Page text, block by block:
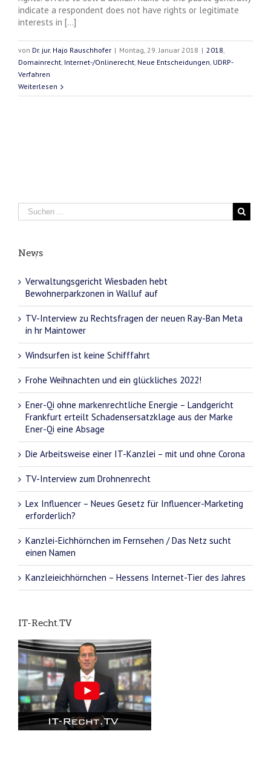
indicate a respondent does not have rights or legitimate
interests in [...]
von Dr. jur. Hajo Rauschhofer | Montag, 29. Januar 2018 | 2018,
Domainrecht, Internet-/Onlinerecht, Neue Entscheidungen, UDRP-
Verfahren
Weiterlesen
News
Verwaltungsgericht Wiesbaden hebt
Bewohnerparkzonen in Walluf auf
TV-Interview zu Rechtsfragen der neuen Ray-Ban Meta
in hr Maintower
Windsurfen ist keine Schifffahrt
Frohe Weihnachten und ein glückliches 2022!
Ener-Qi ohne markenrechtliche Energie – Landgericht
Frankfurt erteilt Schadensersatzklage aus der Marke
Ener-Qi eine Absage
Die Arbeitsweise einer IT-Kanzlei – mit und ohne Corona
TV-Interview zum Drohnenrecht
Lex Influencer – Neues Gesetz für Influencer-Marketing
erforderlich?
Kanzlei-Eichhörnchen im Fernsehen / Das Netz sucht
einen Namen
Kanzleieichhörnchen – Hessens Internet-Tier des Jahres
IT-Recht.TV